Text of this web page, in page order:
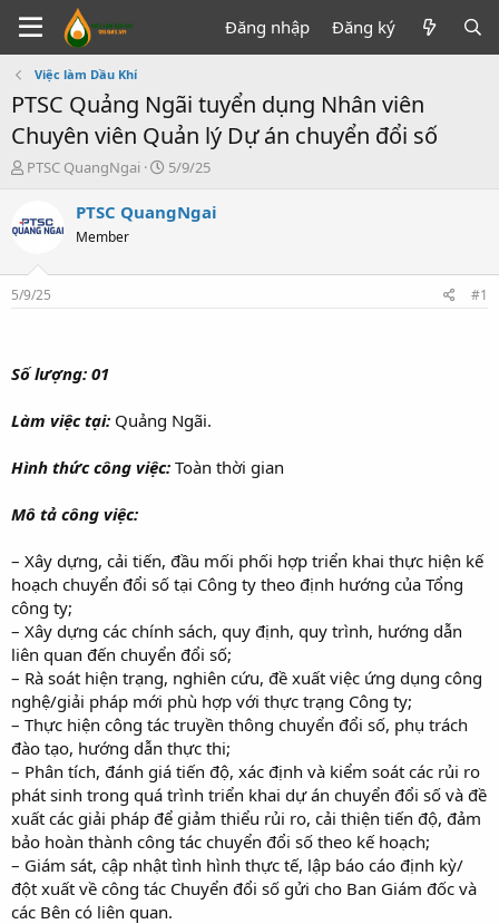
Đăng nhập Đăng ký
Việc làm Dầu Khí
PTSC Quảng Ngãi tuyển dụng Nhân viên
Chuyên viên Quản lý Dự án chuyển đổi số
T
e
s
t
t
e
PTSC QuangNgai
N
à
y
5/9/25
PTSC QuangNgai
Member
5/9/25 #1
Số lượng: 01
Làm việc tại: Quảng Ngãi.
Hình thức công việc: Toàn thời gian
Mô tả công việc:
– Xây dựng, cải tiến, đầu mối phối hợp triển khai thực hiện kế
hoạch chuyển đổi số tại Công ty theo định hướng của Tổng
công ty;
– Xây dựng các chính sách, quy định, quy trình, hướng dẫn
liên quan đến chuyển đổi số;
– Rà soát hiện trạng, nghiên cứu, đề xuất việc ứng dụng công
nghệ/giải pháp mới phù hợp với thực trạng Công ty;
– Thực hiện công tác truyền thông chuyển đổi số, phụ trách
đào tạo, hướng dẫn thực thi;
– Phân tích, đánh giá tiến độ, xác định và kiểm soát các rủi ro
phát sinh trong quá trình triển khai dự án chuyển đổi số và đề
xuất các giải pháp để giảm thiểu rủi ro, cải thiện tiến độ, đảm
bảo hoàn thành công tác chuyển đổi số theo kế hoạch;
– Giám sát, cập nhật tình hình thực tế, lập báo cáo định kỳ/
đột xuất về công tác Chuyển đổi số gửi cho Ban Giám đốc và
các Bên có liên quan.